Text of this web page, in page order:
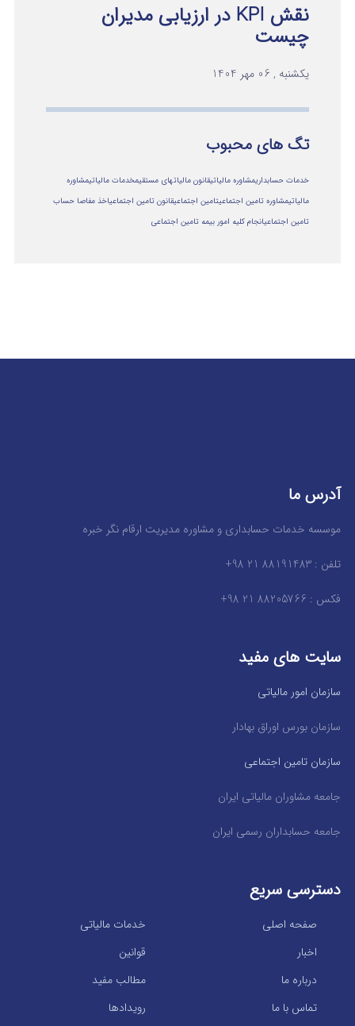
نقش KPI در ارزیابی مدیران
چیست
یکشنبه , 06 مهر 1404
تگ های محبوب
خدمات حسابداریمشاوره مالیاتیقانون مالیاتهای مستقیمخدمات مالیاتیمشاوره
مالياتيمشاوره تامین اجتماعیتامین اجتماعیقانون تامین اجتماعیاخذ مفاصا حساب
تامین اجتماعیانجام کلیه امور بیمه تامین اجتماعی
آدرس ما
موسسه خدمات حسابداری و مشاوره مدیریت ارقام نگر خبره
تلفن : 88191483 21 98+
فکس : 88205766 21 98+
سایت های مفید
سازمان امور مالیاتی
سازمان بورس اوراق بهادار
سازمان تامین اجتماعی
جامعه مشاوران مالیاتی ایران
جامعه حسابداران رسمی ایران
دسترسی سریع
خدمات مالیاتی
صفحه اصلی
قوانین
اخبار
مطالب مفید
درباره ما
رویدادها
تماس با ما